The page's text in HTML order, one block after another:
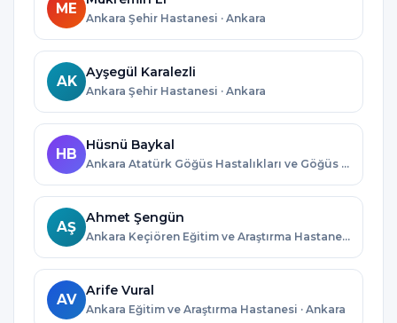
ME
Ankara Şehir Hastanesi · Ankara
AK
Ayşegül Karalezli
Ankara Şehir Hastanesi · Ankara
HB
Hüsnü Baykal
Ankara Atatürk Göğüs Hastalıkları ve Göğüs Cerrahisi Eğitim ve Araştırma Hastanesi · Ankara
AŞ
Ahmet Şengün
Ankara Keçiören Eğitim ve Araştırma Hastanesi · Ankara
AV
Arife Vural
Ankara Eğitim ve Araştırma Hastanesi · Ankara